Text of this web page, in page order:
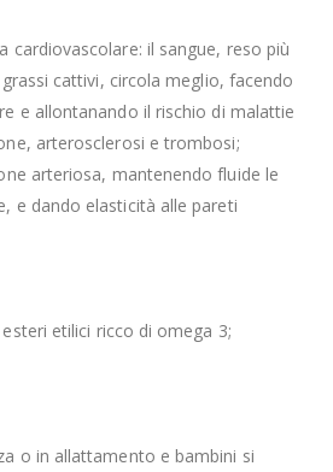
cardiovascolare: il sangue, reso più
cattivi, circola meglio, facendo
e allontanando il rischio di malattie
arterosclerosi e trombosi;
arteriosa, mantenendo fluide le
e dando elasticità alle pareti
etilici ricco di omega 3;
o in allattamento e bambini si